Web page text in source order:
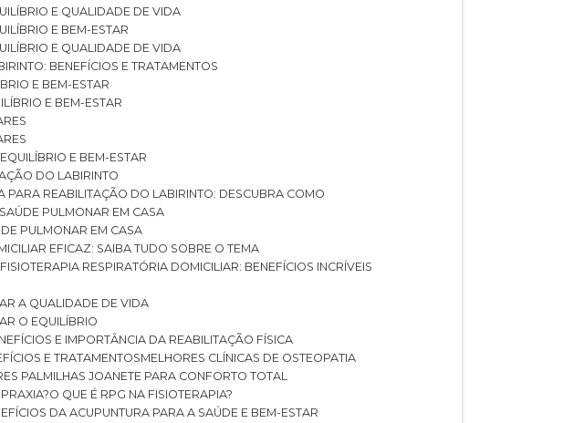
E QUALIDADE DE VIDA
E BEM-ESTAR
E QUALIDADE DE VIDA
BENEFÍCIOS E TRATAMENTOS
E BEM-ESTAR
E BEM-ESTAR
E BEM-ESTAR
DO LABIRINTO
PARA REABILITAÇÃO DO LABIRINTO: DESCUBRA COMO
PULMONAR EM CASA
PULMONAR EM CASA
EFICAZ: SAIBA TUDO SOBRE O TEMA
FISIOTERAPIA RESPIRATÓRIA DOMICILIAR: BENEFÍCIOS INCRÍVEIS
A QUALIDADE DE VIDA
O EQUILÍBRIO
E IMPORTÂNCIA DA REABILITAÇÃO FÍSICA
E TRATAMENTOS
MELHORES CLÍNICAS DE OSTEOPATIA
PALMILHAS JOANETE PARA CONFORTO TOTAL
O QUE É RPG NA FISIOTERAPIA?
DA ACUPUNTURA PARA A SAÚDE E BEM-ESTAR